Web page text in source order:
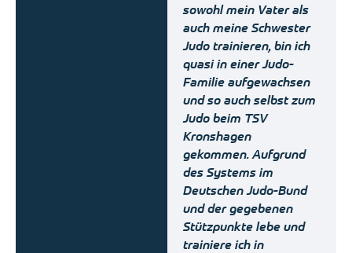
sowohl mein Vater als
auch meine Schwester
Judo trainieren, bin ich
quasi in einer Judo-
Familie aufgewachsen
und so auch selbst zum
Judo beim TSV
Kronshagen
gekommen. Aufgrund
des Systems im
Deutschen Judo-Bund
und der gegebenen
Stützpunkte lebe und
trainiere ich in